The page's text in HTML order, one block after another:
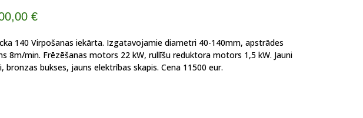
€
140 Virpošanas iekārta. Izgatavojamie diametri 40-140mm, apstrādes
8m/min. Frēzēšanas motors 22 kW, rullīšu reduktora motors 1,5 kW. Jauni
bronzas bukses, jauns elektrības skapis. Cena 11500 eur.